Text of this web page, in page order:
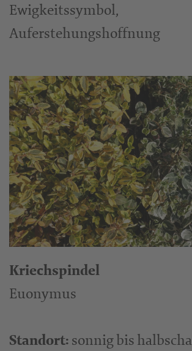
Ewigkeitssymbol,
Auferstehungshoffnung
Kriechspindel
Euonymus
Standort:sonnig bis